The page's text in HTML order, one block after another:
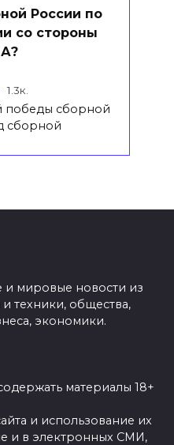
России по
со стороны
1.3к.
победы сборной
сборной
и мировые новости из
и техники, общества,
экономики.
материалы 18+
и использование их
и в электронных СМИ,